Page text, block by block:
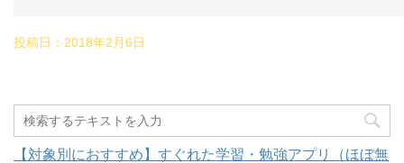
投稿日： 2018年2月6日
【対象別におすすめ】すぐれた学習・勉強アプリ（ほぼ無